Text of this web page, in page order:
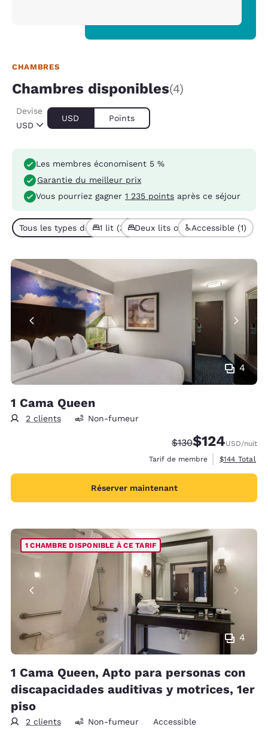
CHAMBRES
Chambres disponibles(4)
USD
Devise
USD Points
Les membres économisent 5 %
Garantie du meilleur prix
Vous pourriez gagner 1 235 points après ce séjour
Tous les types de chambres (4)
1 lit (3) Deux lits ou plus (1)Accessible (1)
4
1 Cama Queen
2 clients Non-fumeur
Tarif barré :
$130Tarif réduit :
$124USD/nuit
Tarif de membre
Afficher les
$144 Total
Réserver maintenant
4
1 CHAMBRE DISPONIBLE À CE TARIF
1 Cama Queen, Apto para personas con
discapacidades auditivas y motrices, 1er
piso
2 clients Non-fumeur Accessible